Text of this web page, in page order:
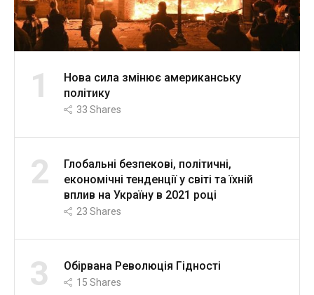
1
Нова сила змінює американську
політику
33 Shares
2
Глобальні безпекові, політичні,
економічні тенденції у світі та їхній
вплив на Україну в 2021 році
23 Shares
3 Обірвана Революція Гідності
15 Shares